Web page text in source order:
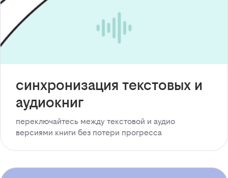
синхронизация текстовых и
аудиокниг
переключайтесь между текстовой и аудио
версиями книги без потери прогресса